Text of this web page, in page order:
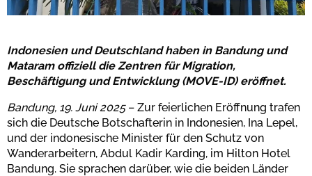
Indonesien und Deutschland haben in Bandung und
Mataram offiziell die Zentren für Migration,
Beschäftigung und Entwicklung (MOVE-ID) eröffnet.
Bandung, 19. Juni 2025– Zur feierlichen Eröffnung trafen
sich die Deutsche Botschafterin in Indonesien, Ina Lepel,
und der indonesische Minister für den Schutz von
Wanderarbeitern, Abdul Kadir Karding, im Hilton Hotel
Bandung. Sie sprachen darüber, wie die beiden Länder